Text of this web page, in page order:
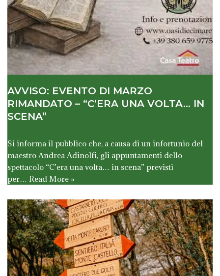
AVVISO: EVENTO DI MARZO
RIMANDATO – “C’ERA UNA VOLTA… IN
SCENA”
Si informa il pubblico che, a causa di un infortunio del
maestro Andrea Adinolfi, gli appuntamenti dello
spettacolo “C’era una volta… in scena” previsti
per… Read More »